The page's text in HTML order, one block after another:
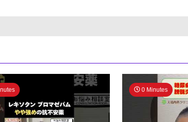
0 Minutes